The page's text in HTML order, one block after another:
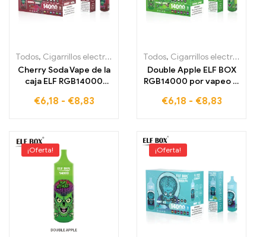
Todos, Cigarrillos electrónicos desechables ,Cigarrillos
Cherry Soda Vape de la
caja ELF RGB14000
disfrutar de frutas y
€6,18 - €8,83
Todos, Cigarrillos electrónicos desechables
Double Apple ELF BOX
RGB14000 por vapeo el
impuestos para doble
€6,18 - €8,83
¡Oferta! ¡Oferta!